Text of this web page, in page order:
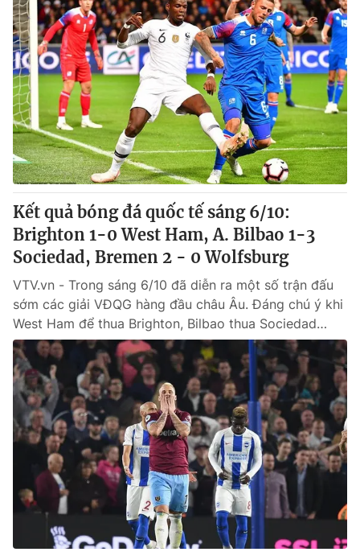
Kết quả bóng đá quốc tế sáng 6/10:
Brighton 1-0 West Ham, A. Bilbao 1-3
Sociedad, Bremen 2 - 0 Wolfsburg
VTV.vn - Trong sáng 6/10 đã diễn ra một số trận đấu
sớm các giải VĐQG hàng đầu châu Âu. Đáng chú ý khi
West Ham để thua Brighton, Bilbao thua Sociedad…